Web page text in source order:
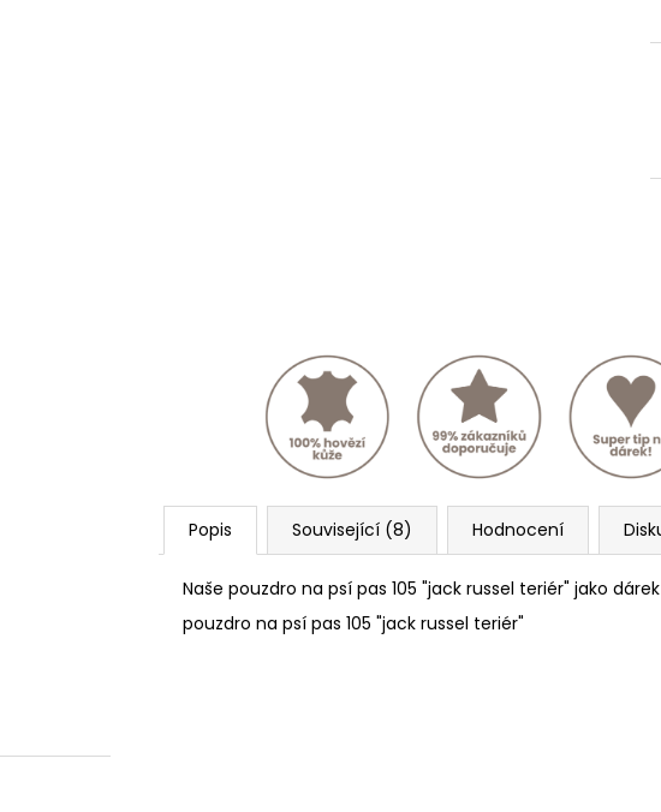
Popis Související (8) Hodnocení
Naše pouzdro na psí pas 105 "jack russel teriér" jako
pouzdro na psí pas 105 "jack russel teriér"